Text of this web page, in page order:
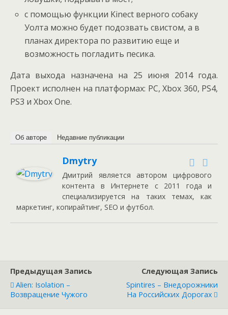
с помощью функции Kinect верного собаку
Уолта можно будет подозвать свистом, а в
планах директора по развитию еще и
возможность погладить песика.
Дата выхода назначена на 25 июня 2014 года.
Проект исполнен на платформах: PC, Xbox 360, PS4,
PS3 и Xbox One.
Об авторе Недавние публикации
Dmytry
Дмитрий является автором цифрового
контента в Интернете с 2011 года и
специализируется на таких темах, как
маркетинг, копирайтинг, SEO и футбол.
Предыдущая Запись
Alien: Isolation –
Возвращение Чужого
Следующая Запись
Spintires – Внедорожники
На Российских Дорогах